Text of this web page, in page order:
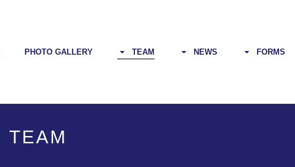
PHOTO GALLERY TEAM NEWS FORMS
TEAM